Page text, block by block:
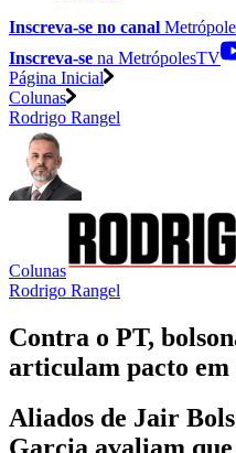
Inscreva-se no canal
Inscreva-se na MetrópolesTV
Página Inicial
Colunas
Rodrigo Rangel
Colunas
Rodrigo Rangel
Contra o PT,
articulam pacto em
Aliados de Jair